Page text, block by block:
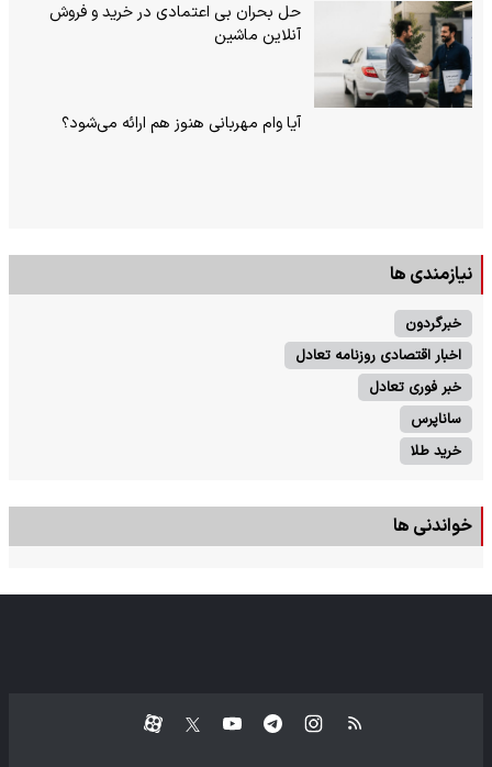
حل بحران بی‌ اعتمادی در خرید و فروش
آنلاین ماشین
آیا وام مهربانی هنوز هم ارائه می‌شود؟
نیازمندی ها
خبرگردون
اخبار اقتصادی روزنامه تعادل
خبر فوری تعادل
ساناپرس
خرید طلا
خواندنی ها